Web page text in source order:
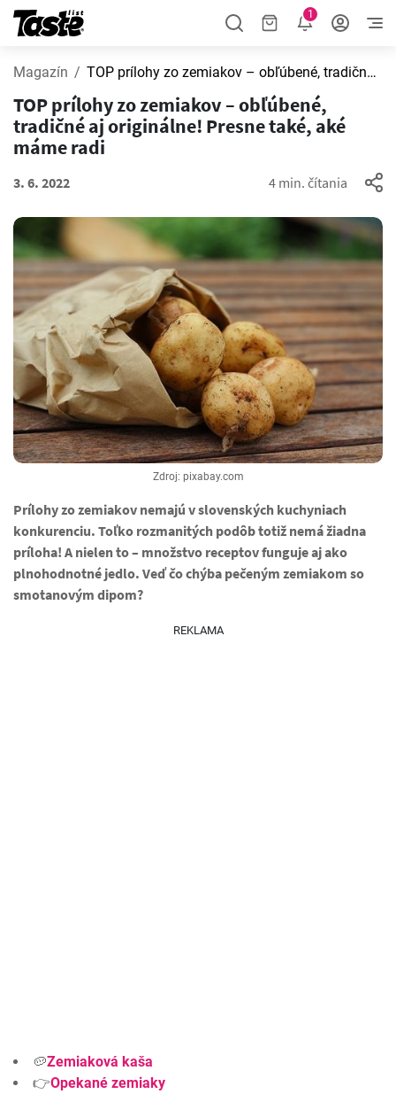
1
Magazín TOP prílohy zo zemiakov – obľúbené, tradičné aj originálne! Presne také, aké máme radi
TOP prílohy zo zemiakov – obľúbené,
tradičné aj originálne! Presne také, aké
máme radi
3. 6. 2022 4 min. čítania
Zdroj: pixabay.com
Prílohy zo zemiakov nemajú v slovenských kuchyniach
konkurenciu. Toľko rozmanitých podôb totiž nemá žiadna
príloha! A nielen to – množstvo receptov funguje aj ako
plnohodnotné jedlo. Veď čo chýba pečeným zemiakom so
smotanovým dipom?
REKLAMA
🥔Zemiaková kaša
👉Opekané zemiaky